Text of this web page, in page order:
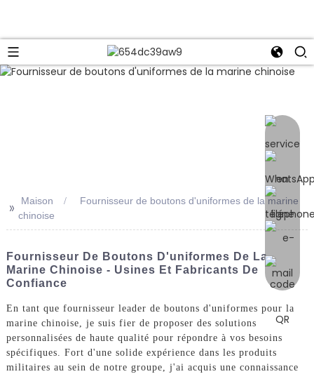
>> Maison
Fournisseur de boutons d'uniformes de la marine
chinoise
Fournisseur De Boutons D'uniformes De La
Marine Chinoise - Usines Et Fabricants De
Confiance
En tant que fournisseur leader de boutons d'uniformes pour la
marine chinoise, je suis fier de proposer des solutions
personnalisées de haute qualité pour répondre à vos besoins
spécifiques. Fort d'une solide expérience dans les produits
militaires au sein de notre groupe, j'ai acquis une connaissance